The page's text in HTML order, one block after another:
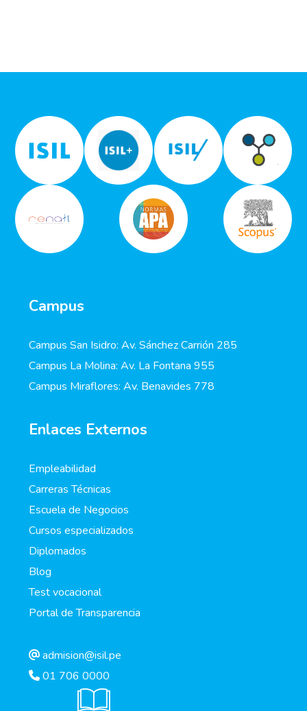
Campus
Campus San Isidro: Av. Sánchez Carrión 285
Campus La Molina: Av. La Fontana 955
Campus Miraflores: Av. Benavides 778
Enlaces Externos
Empleabilidad
Carreras Técnicas
Escuela de Negocios
Cursos especializados
Diplomados
Blog
Test vocacional
Portal de Transparencia
admision@isil.pe
01 706 0000